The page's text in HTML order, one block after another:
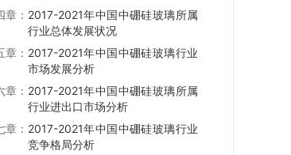
章： 2017-2021年中国中硼硅玻璃所属
行业总体发展状况
章： 2017-2021年中国中硼硅玻璃行业
市场发展分析
章： 2017-2021年中国中硼硅玻璃所属
行业进出口市场分析
章： 2017-2021年中国中硼硅玻璃行业
竞争格局分析